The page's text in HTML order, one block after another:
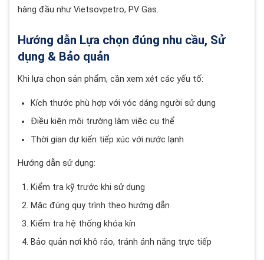
hàng đầu như Vietsovpetro, PV Gas.
Hướng dẫn Lựa chọn đúng nhu cầu, Sử
dụng & Bảo quản
Khi lựa chọn sản phẩm, cần xem xét các yếu tố:
Kích thước phù hợp với vóc dáng người sử dụng
Điều kiện môi trường làm việc cụ thể
Thời gian dự kiến tiếp xúc với nước lạnh
Hướng dẫn sử dụng:
Kiểm tra kỹ trước khi sử dụng
Mặc đúng quy trình theo hướng dẫn
Kiểm tra hệ thống khóa kín
Bảo quản nơi khô ráo, tránh ánh nắng trực tiếp